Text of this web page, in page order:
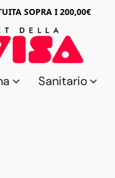
SOPRA I 200,00€
Sanitario